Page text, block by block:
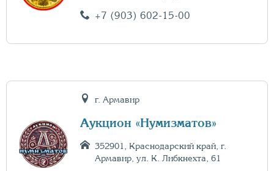
+7 (903) 602-15-00
г. Армавир
Аукцион «Нумизматов»
352901, Краснодарский край, г.
Армавир, ул. К. Либкнехта, 61